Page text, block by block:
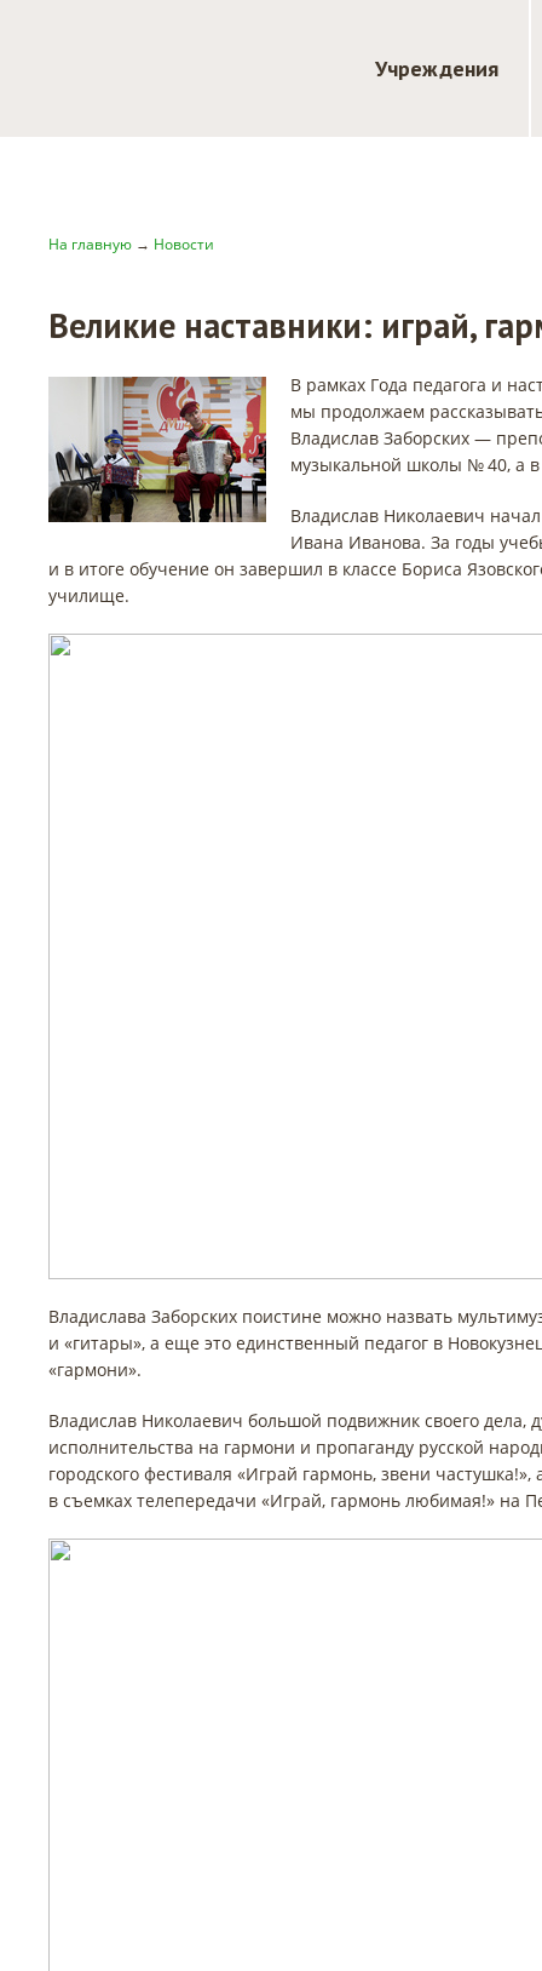
Учреждения
На главную → Новости
Великие наставники: играй,
В рамках Года педагога и
мы продолжаем
Владислав Заборских —
музыкальной школы № 40, а
Владислав Николаевич
Ивана Иванова. За годы
и в итоге обучение он завершил в классе Бориса
училище.
Владислава Заборских поистине можно назвать
и «гитары», а еще это единственный педагог в
«гармони».
Владислав Николаевич большой подвижник своего
исполнительства на гармони и пропаганду русской
городского фестиваля «Играй гармонь, звени
в съемках телепередачи «Играй, гармонь любимая!» на